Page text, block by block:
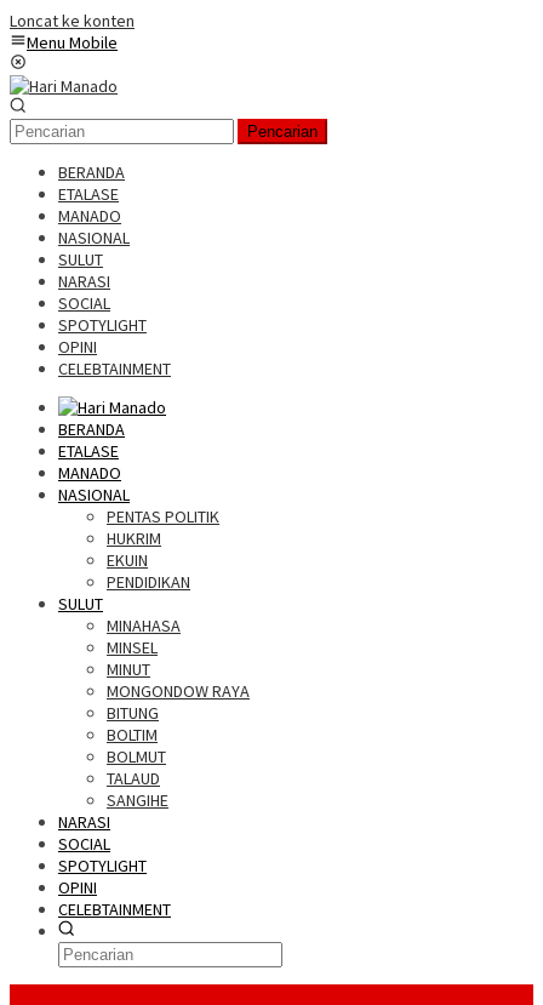
Loncat ke konten
Menu Mobile
Pencarian
BERANDA
ETALASE
MANADO
NASIONAL
SULUT
NARASI
SOCIAL
SPOTYLIGHT
OPINI
CELEBTAINMENT
BERANDA
ETALASE
MANADO
NASIONAL
PENTAS POLITIK
HUKRIM
EKUIN
PENDIDIKAN
SULUT
MINAHASA
MINSEL
MINUT
MONGONDOW RAYA
BITUNG
BOLTIM
BOLMUT
TALAUD
SANGIHE
NARASI
SOCIAL
SPOTYLIGHT
OPINI
CELEBTAINMENT